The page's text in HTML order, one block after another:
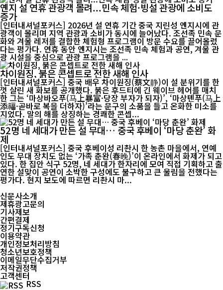
옌지 설 연휴 관광객 몰려...민속 체험·빙설 관광에 소비도
증가
[인터내셔널포커스] 2026년 설 연휴 기간 중국 지린성 옌지시에 관
광객이 몰리며 지역 관광과 소비가 동시에 늘어났다. 조선족 민속 문
화와 겨울 레저를 결합한 체험형 프로그램이 방문 수요를 끌어올렸
다는 평가다. 연휴 동안 옌지시는 조선족 민속 체험과 공연, 겨울 관
광 시설을 중심으로 관광 프로그램을 ...
차이원징, 붉은 콘셉트로 전한 새해 인사
[인터내셔널포커스] 중국 배우 차이원징(蔡文静)이 설 분위기를 한
껏 살린 새 화보를 공개했다. 붉은 후드티에 긴 웨이브 헤어를 매치
한 그는 ‘마상바오푸(马上暴富·당장 부자가 되자)’, ‘마상톈푸(马上
添福·곧바로 복을 더하자)’라는 문구의 소품을 들고 온화한 미소를
지었다. 말의 해를 상징하는 경쾌한 콘셉...
52명 네 세대가 만든 설 무대… 중국 후베이 ‘마당 춘완’ 화
제
[인터내셔널포커스] 중국 후베이성 리촨시 한 농촌 마을에서, 연예
인도 무대 장치도 없는 ‘가족 춘완(春晚)’이 온라인에서 화제가 되고
있다. 한 집안 식구 52명, 네 세대가 한자리에 모여 직접 기획하고 출
연한 설맞이 공연이 소박한 구성에도 불구하고 큰 울림을 전했다는
평가다. 현지 보도에 따르면 리촨시 마...
신문사소개
제휴광고문의
기사제보
간편결제
정기구독신청
이용약관
개인정보처리방침
청소년보호정책
이메일무단수집거부
저작권정책
고객센터
RSS